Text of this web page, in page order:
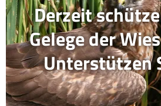
Derzeit
Gelege der
Unterstützen